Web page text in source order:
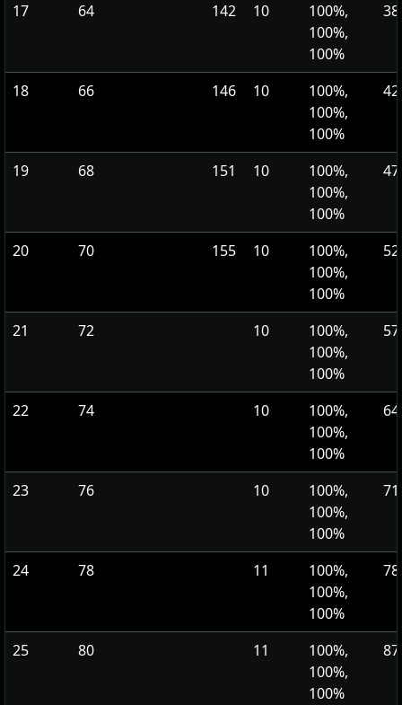
17 64 142 10
100%,
100%,
100%
18 66 146 10
100%,
100%,
100%
19 68 151 10
100%,
100%,
100%
20 70 155 10
100%,
100%,
100%
21 72 10
100%,
100%,
100%
22 74 10
100%,
100%,
100%
23 76 10
100%,
100%,
100%
24 78 11
100%,
100%,
100%
25 80 11
100%,
100%,
100%